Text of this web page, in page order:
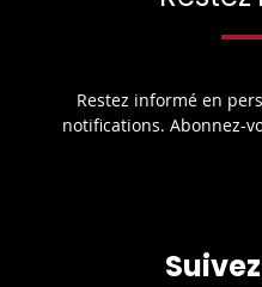
Restez informé en
notifications. Abonnez-
Suivez